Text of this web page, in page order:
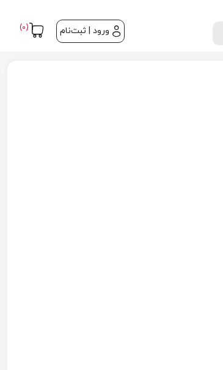
ورود | ثبت‌نام (0)